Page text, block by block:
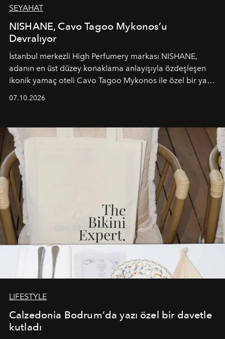
SEYAHAT
NISHANE, Cavo Tagoo Mykonos’u
Devralıyor
İstanbul merkezli High Perfumery markası NISHANE,
adanın en üst düzey konaklama anlayışıyla özdeşleşen
ikonik yamaç oteli Cavo Tagoo Mykonos ile özel bir yaz
buluşturarak markanın Cavo Tagoo’daki varlığını
sürükleyici ve mevsime özel bir deneyime dönüştürüyor.
07.10.2026
LIFESTYLE
Calzedonia Bodrum’da yazı özel bir davetle
kutladı